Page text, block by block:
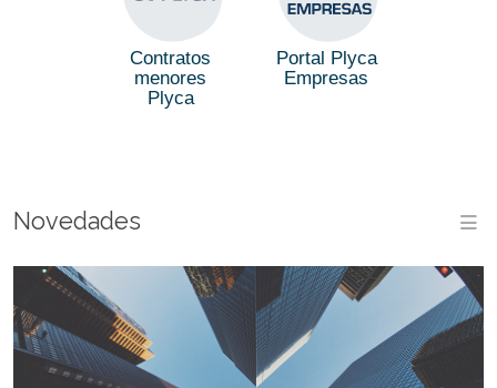
Contratos
menores
Plyca
Portal Plyca
Empresas
Novedades